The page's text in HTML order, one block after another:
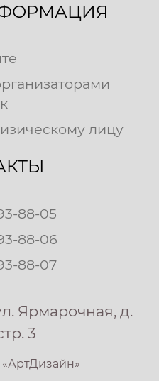
лицу
88-05
88-06
88-07
Ярмарочная, д.
3
«АртДизайн»